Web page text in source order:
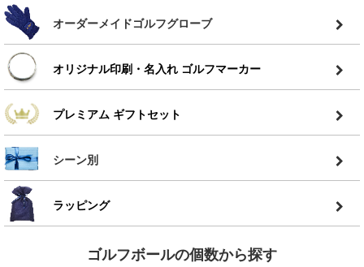
オーダーメイドゴルフグローブ
オリジナル印刷・名入れ ゴルフマーカー
プレミアム ギフトセット
シーン別
ラッピング
ゴルフボールの個数から探す